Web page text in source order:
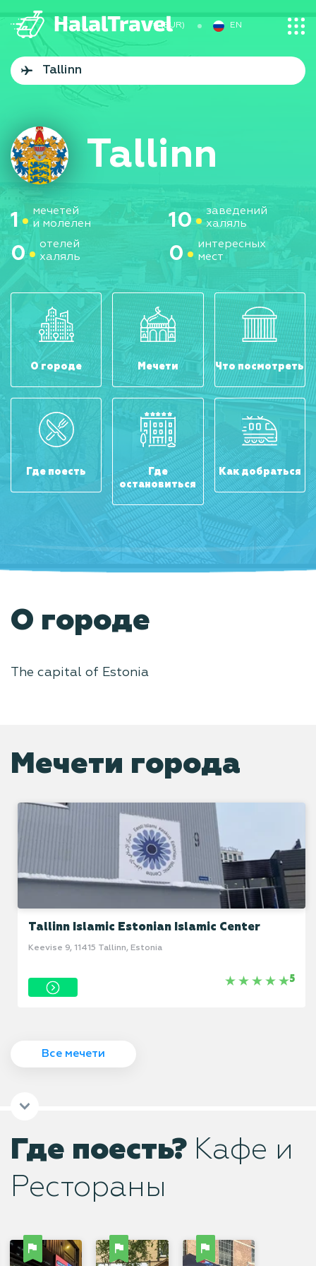
EN
€ (EUR)
Tallinn
1
мечетей
и молелен
10
заведений
халяль
0
отелей
халяль
0
интересных
мест
О городе Мечети Что посмотреть
Где поесть
Где
остановиться
Как добраться
О городе
The capital of Estonia
Мечети города
Tallinn Islamic Estonian Islamic Center
Keevise 9, 11415 Tallinn, Estonia
5
Все мечети
Где поесть? Кафе и
Рестораны